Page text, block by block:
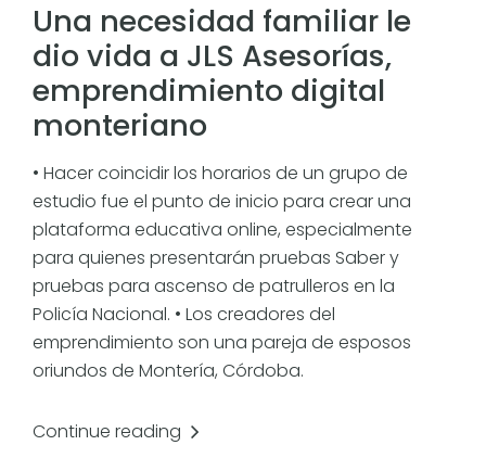
Una necesidad familiar le
dio vida a JLS Asesorías,
emprendimiento digital
monteriano
• Hacer coincidir los horarios de un grupo de
estudio fue el punto de inicio para crear una
plataforma educativa online, especialmente
para quienes presentarán pruebas Saber y
pruebas para ascenso de patrulleros en la
Policía Nacional. • Los creadores del
emprendimiento son una pareja de esposos
oriundos de Montería, Córdoba.
Continue reading